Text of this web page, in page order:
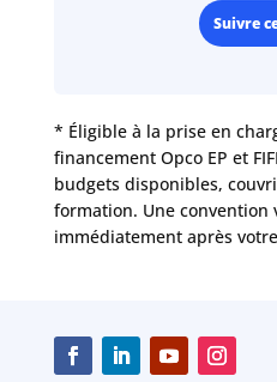
Suivre
* Éligible à la prise en
financement Opco EP et
budgets disponibles,
formation. Une convention
immédiatement après